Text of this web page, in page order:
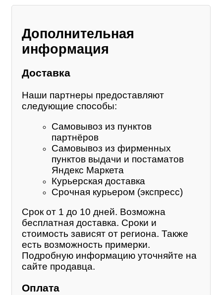
Дополнительная
информация
Доставка
Наши партнеры предоставляют
следующие способы:
Самовывоз из пунктов
партнёров
Самовывоз из фирменных
пунктов выдачи и постаматов
Яндекс Маркета
Курьерская доставка
Срочная курьером (экспресс)
Срок от 1 до 10 дней. Возможна
бесплатная доставка. Сроки и
стоимость зависят от региона. Также
есть возможность примерки.
Подробную информацию уточняйте на
сайте продавца.
Оплата